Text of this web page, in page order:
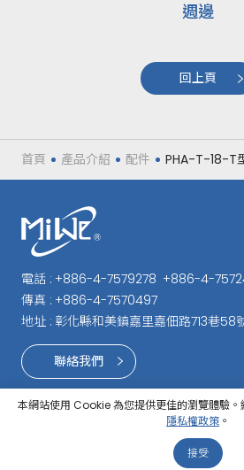
週邊
回上頁
首頁 產品介紹 配件 PHA-T-18-T
電話 : +886-4-7579278 +886-4-
傳真 : +886-4-7570497
地址 : 彰化縣和美鎮嘉里嘉佃路713巷58
聯絡我們
© 2026 銘唯精密企業有限公司 版權所有
本網站使用 Cookie 為您提供更佳的瀏覽體驗
隱私權政策 。
接受